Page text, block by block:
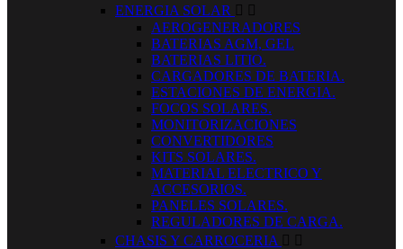
ENERGIA SOLAR  
AEROGENERADORES
BATERIAS AGM, GEL
BATERIAS LITIO.
CARGADORES DE BATERIA.
ESTACIONES DE ENERGIA.
FOCOS SOLARES.
MONITORIZACIONES
CONVERTIDORES
KITS SOLARES.
MATERIAL ELECTRICO Y
ACCESORIOS.
PANELES SOLARES.
REGULADORES DE CARGA.
CHASIS Y CARROCERIA  